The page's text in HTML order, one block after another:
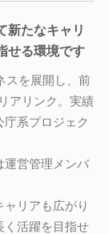
たなキャリ
せる環境です
スを展開し、前
アリンク。実績
系プロジェク
運営管理メンバ
リアも広がり
く活躍を目指せ